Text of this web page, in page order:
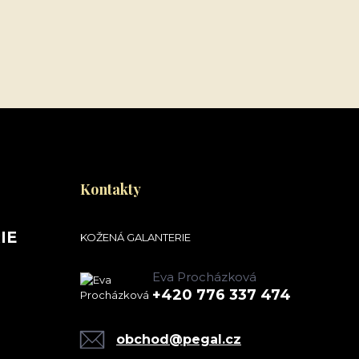
Kontakty
KOŽENÁ GALANTERIE
Eva Procházková
+420 776 337 474
obchod@pegal.cz